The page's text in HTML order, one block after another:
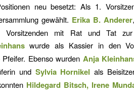
neu besetzt: Als 1.
gewählt. Erika B. Anderer
Vorsitzenden mit Rat und Tat
wurde als Kassier in den
Ebenso wurden Anja
und Sylvia Hornikel als
Hildegard Bitsch, Irene